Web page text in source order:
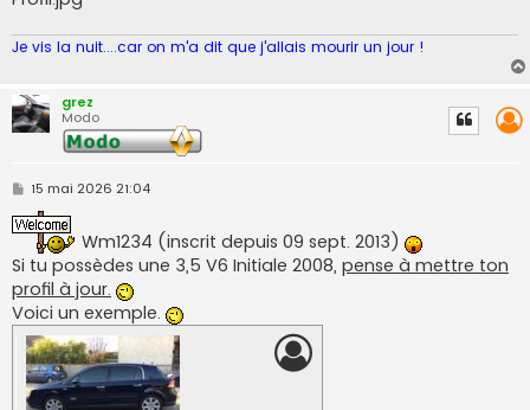
Je vis la nuit....car on m'a dit que j'allais mourir un jour !
grez
Modo
M
s
s
g
15 mai 2026 21:04
Wm1234 (inscrit depuis 09 sept. 2013)
Si tu possèdes une 3,5 V6 Initiale 2008, pense à mettre ton
profil à jour.
Voici un exemple.